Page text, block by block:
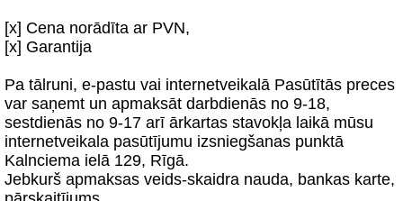
[x] Cena norādīta ar PVN,
[x] Garantija
Pa tālruni, e-pastu vai internetveikalā Pasūtītās preces
var saņemt un apmaksāt darbdienās no 9-18,
sestdienās no 9-17 arī ārkartas stavokļa laikā mūsu
internetveikala pasūtījumu izsniegšanas punktā
Kalnciema ielā 129, Rīgā.
Jebkurš apmaksas veids-skaidra nauda, bankas karte,